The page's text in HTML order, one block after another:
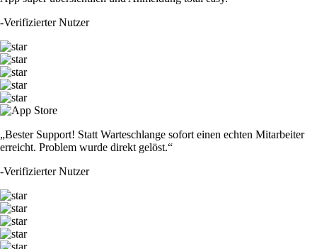
-Verifizierter Nutzer
„Bester Support! Statt Warteschlange sofort einen echten Mitarbeiter
erreicht. Problem wurde direkt gelöst.“
-Verifizierter Nutzer